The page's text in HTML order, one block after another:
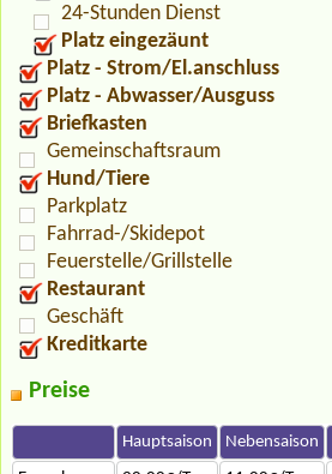
24-Stunden Dienst
Platz eingezäunt
Platz - Strom/El.anschluss
Platz - Abwasser/Ausguss
Briefkasten
Gemeinschaftsraum
Hund/Tiere
Parkplatz
Fahrrad-/Skidepot
Feuerstelle/Grillstelle
Restaurant
Geschäft
Kreditkarte
Preise
Hauptsaison Nebensaison